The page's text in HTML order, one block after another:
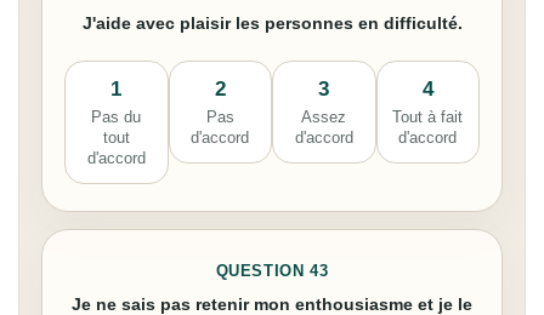
J'aide avec plaisir les personnes en difficulté.
1
Pas du
tout
d'accord
2
Pas
d'accord
3
Assez
d'accord
4
Tout à fait
d'accord
QUESTION 43
Je ne sais pas retenir mon enthousiasme et je le